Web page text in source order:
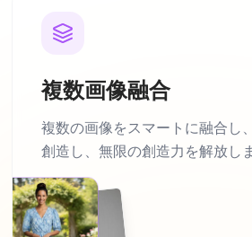
複数画像融合
複数の画像をスマートに融合し
創造し、無限の創造力を解放しま